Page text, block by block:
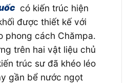
có kiến trúc hiện
được thiết kế với
phong cách Chămpa.
trên hai vật liệu chủ
trúc sư đã khéo léo
gần bể nước ngọt